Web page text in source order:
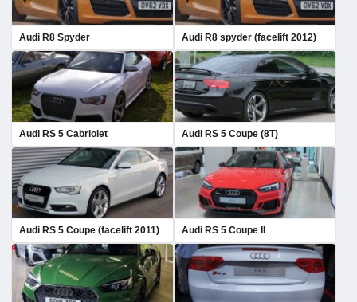
Audi R8 Spyder Audi R8 spyder (facelift 2012)
Audi RS 5 Cabriolet Audi RS 5 Coupe (8T)
Audi RS 5 Coupe (facelift 2011) Audi RS 5 Coupe II